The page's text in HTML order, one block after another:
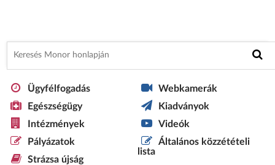
Ügyfélfogadás
Egészségügy
Intézmények
Pályázatok
Strázsa újság
Webkamerák
Kiadványok
Videók
Általános közzétételi
lista